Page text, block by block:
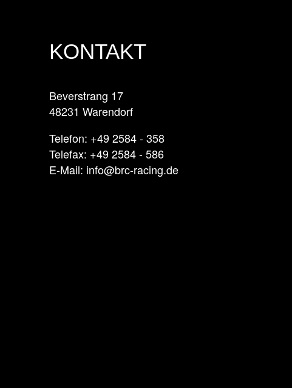
KONTAKT
Beverstrang 17
48231 Warendorf
Telefon: +49 2584 - 358
Telefax: +49 2584 - 586
E-Mail: info@brc-racing.de